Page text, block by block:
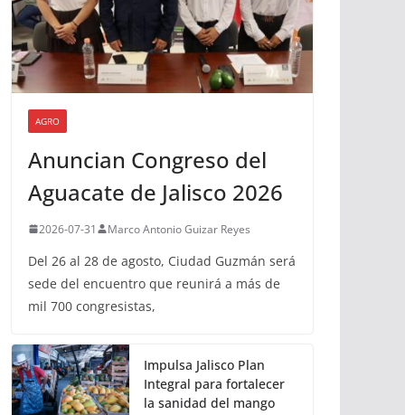
AGRO
Anuncian Congreso del
Aguacate de Jalisco 2026
2026-07-31 Marco Antonio Guizar Reyes
Del 26 al 28 de agosto, Ciudad Guzmán será
sede del encuentro que reunirá a más de
mil 700 congresistas,
Impulsa Jalisco Plan
Integral para fortalecer
la sanidad del mango